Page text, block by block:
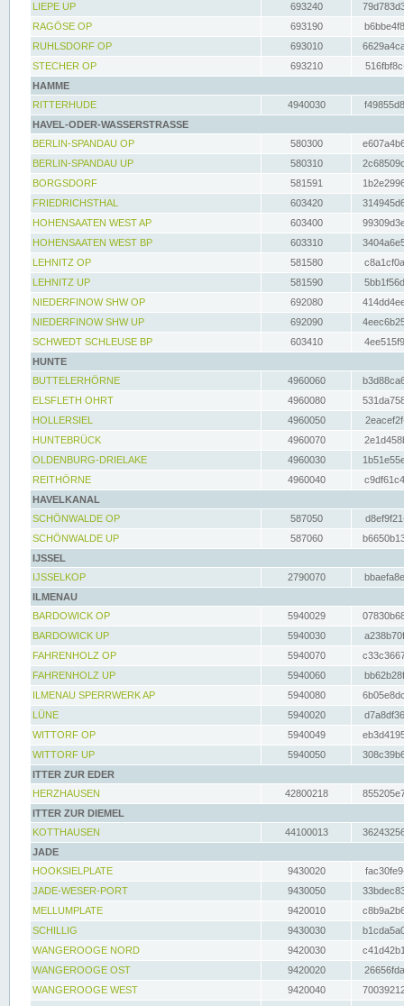
LIEPE UP
693240
RAGÖSE OP
693190
RUHLSDORF OP
693010
STECHER OP
693210
HAMME
RITTERHUDE
4940030
HAVEL-ODER-WASSERSTRASSE
BERLIN-SPANDAU OP
580300
BERLIN-SPANDAU UP
580310
BORGSDORF
581591
FRIEDRICHSTHAL
603420
HOHENSAATEN WEST AP
603400
HOHENSAATEN WEST BP
603310
LEHNITZ OP
581580
LEHNITZ UP
581590
NIEDERFINOW SHW OP
692080
NIEDERFINOW SHW UP
692090
SCHWEDT SCHLEUSE BP
603410
HUNTE
BUTTELERHÖRNE
4960060
ELSFLETH OHRT
4960080
HOLLERSIEL
4960050
HUNTEBRÜCK
4960070
OLDENBURG-DRIELAKE
4960030
REITHÖRNE
4960040
HAVELKANAL
SCHÖNWALDE OP
587050
SCHÖNWALDE UP
587060
IJSSEL
IJSSELKOP
2790070
ILMENAU
BARDOWICK OP
5940029
BARDOWICK UP
5940030
FAHRENHOLZ OP
5940070
FAHRENHOLZ UP
5940060
ILMENAU SPERRWERK AP
5940080
LÜNE
5940020
WITTORF OP
5940049
WITTORF UP
5940050
ITTER ZUR EDER
HERZHAUSEN
42800218
ITTER ZUR DIEMEL
KOTTHAUSEN
44100013
JADE
HOOKSIELPLATE
9430020
JADE-WESER-PORT
9430050
MELLUMPLATE
9420010
SCHILLIG
9430030
WANGEROOGE NORD
9420030
WANGEROOGE OST
9420020
WANGEROOGE WEST
9420040